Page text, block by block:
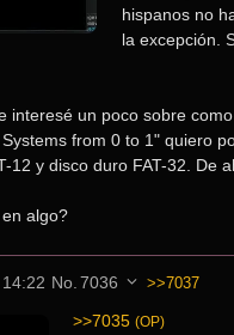
hispanos no
la excepción.
interesé un poco sobre
from 0 to 1" quiero
12 y disco duro FAT-32. De
algo?
No. 7036 >>7037
>>7035 (OP)